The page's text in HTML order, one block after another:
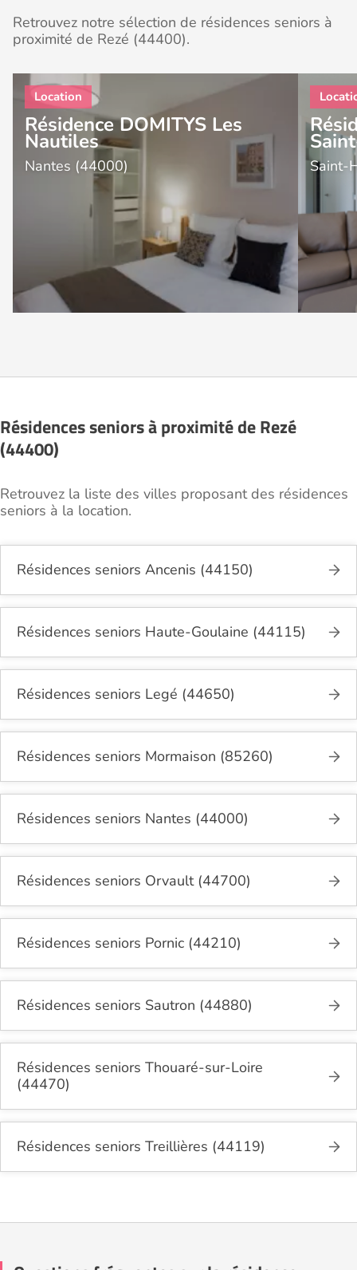
Retrouvez notre sélection de résidences seniors à
proximité de Rezé (44400).
Résidence DOMITYS Les
Nautiles
Nantes (44000) Saint-
Résidences seniors à proximité de Rezé
(44400)
Retrouvez la liste des villes proposant des résidences
seniors à la location.
Résidences seniors Ancenis (44150)
Résidences seniors Haute-Goulaine (44115)
Résidences seniors Legé (44650)
Résidences seniors Mormaison (85260)
Résidences seniors Nantes (44000)
Résidences seniors Orvault (44700)
Résidences seniors Pornic (44210)
Résidences seniors Sautron (44880)
Résidences seniors Thouaré-sur-Loire
(44470)
Résidences seniors Treillières (44119)